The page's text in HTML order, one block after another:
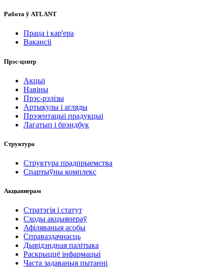
Работа ў ATLANT
Праца і кар'ера
Вакансіі
Прэс-цэнтр
Акцыі
Навіны
Прэс-рэлізы
Артыкулы і агляды
Прэзентацыі прадукцыі
Лагатып і брэндбук
Структура
Структура прадпрыемства
Спартыўны комплекс
Акцыянерам
Стратэгія і статут
Сходы акцыянераў
Афіляваныя асобы
Справаздачнасць
Дывідэндная палітыка
Раскрыццё інфармацыі
Часта задаваныя пытанні